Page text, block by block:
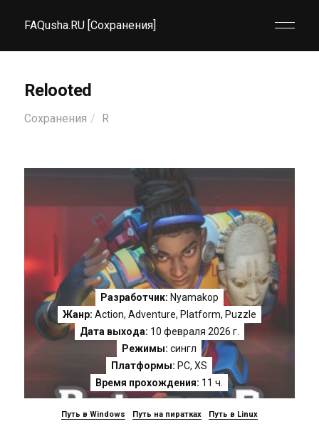
FAQusha.RU [Сохранения]
Relooted
Сохранения R
Разработчик: Nyamakop
Жанр: Action, Adventure, Platform, Puzzle
Дата выхода: 10 февраля 2026 г.
Режимы: сингл
Платформы: PC,XS
Время прохождения: 11 ч.
Путь в Windows Путь на пиратках Путь в Linux